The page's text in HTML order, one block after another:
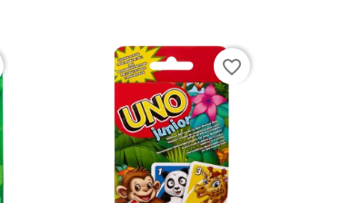
favorite_border